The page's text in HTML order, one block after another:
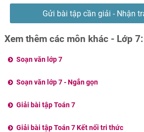
Gửi bài tập cần giải - Nhận
phút
Xem thêm các môn khác - Lớp 7:
Soạn văn lớp 7
Soạn văn lớp 7 - Ngắn gọn
Giải bài tập Toán 7
Giải bài tập Toán 7 Kết nối tri thức